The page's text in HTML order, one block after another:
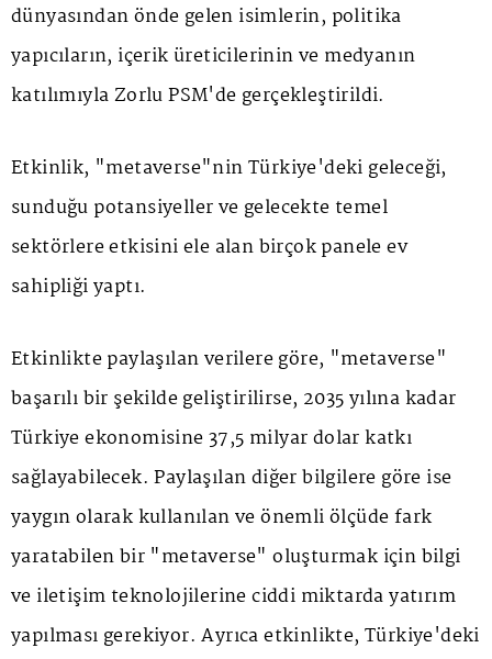
dünyasından önde gelen isimlerin, politika
yapıcıların, içerik üreticilerinin ve medyanın
katılımıyla Zorlu PSM'de gerçekleştirildi.
Etkinlik, "metaverse"nin Türkiye'deki geleceği,
sunduğu potansiyeller ve gelecekte temel
sektörlere etkisini ele alan birçok panele ev
sahipliği yaptı.
Etkinlikte paylaşılan verilere göre, "metaverse"
başarılı bir şekilde geliştirilirse, 2035 yılına kadar
Türkiye ekonomisine 37,5 milyar dolar katkı
sağlayabilecek. Paylaşılan diğer bilgilere göre ise
yaygın olarak kullanılan ve önemli ölçüde fark
yaratabilen bir "metaverse" oluşturmak için bilgi
ve iletişim teknolojilerine ciddi miktarda yatırım
yapılması gerekiyor. Ayrıca etkinlikte, Türkiye'deki